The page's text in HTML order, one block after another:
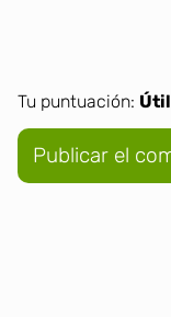
Tu puntuación: Útil